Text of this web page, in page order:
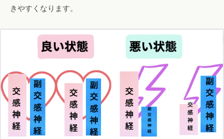
きやすくなります。